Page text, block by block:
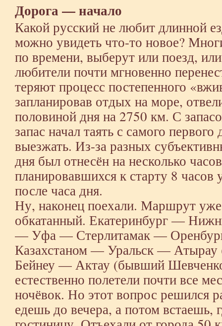
Дорога — начало
Какой русский не любит длинной
можно увидеть что-то новое?
по времени, выберут или поезд,
любители почти мгновенно
теряют процесс постепенного
запланировав отдых на море,
половиной дня на 2750 км. С
запас начал таять с самого
выезжать. Из-за разных
дня был отнесён на несколько
планировавшихся к старту 8 часов
после часа дня.
Ну, наконец поехали. Маршрут
обкатанный. Екатеринбург —
— Уфа — Стерлитамак —
Казахстаном — Уральск —
Бейнеу — Актау (бывший
естественно полетели почти все
ночёвок. Но этот вопрос решился
едешь до вечера, а потом